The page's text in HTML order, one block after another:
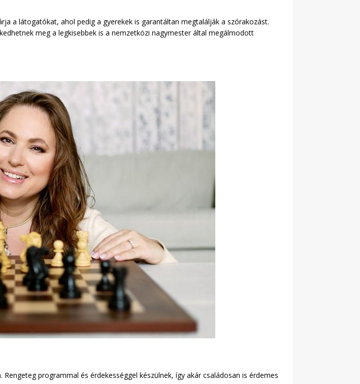
a látogatókat, ahol pedig a gyerekek is garantáltan megtalálják a szórakozást.
meg a legkisebbek is a nemzetközi nagymester által megálmodott
programmal és érdekességgel készülnek, így akár családosan is érdemes